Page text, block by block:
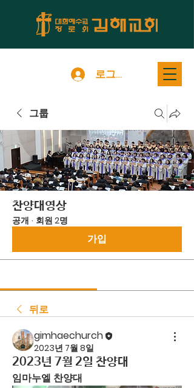
로그인
그룹
찬양대영상
공개 · 회원 2명
가입
뒤로
gimhaechurch
2023년 7월 8일
2023년 7월 2일 찬양대
임마누엘 찬양대